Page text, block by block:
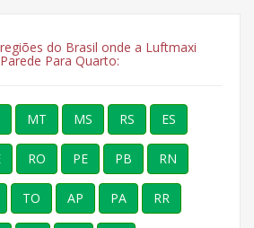
do Brasil onde a Luftmaxi
Para Quarto:
MT MS RS ES
RO PE PB RN
TO AP PA RR